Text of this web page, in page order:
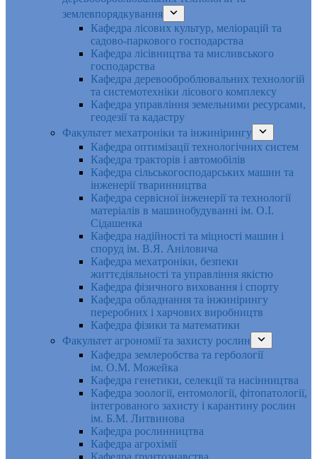
землевпорядкування
Кафедра лісових культур, меліорацій та
садово-паркового господарства
Кафедра лісівництва та мисливського
господарства
Кафедра деревооброблювальних технологій
та системотехніки лісового комплексу
Кафедра управління земельними ресурсами,
геодезії та кадастру
Факультет мехатроніки та інжинірингу
Кафедра оптимізації технологічних систем
Кафедра тракторів і автомобілів
Кафедра сільськогосподарських машин та
інженерії тваринництва
Кафедра cервісної інженерії та технології
матеріалів в машинобудуванні ім. О.І.
Сідашенка
Кафедра надійності та міцності машин і
споруд ім. В.Я. Аніловича
Кафедра мехатроніки, безпеки
життєдіяльності та управління якістю
Кафедра фізичного виховання і спорту
Кафедра обладнання та інжинірингу
переробних і харчових виробництв
Кафедра фізики та математики
Факультет агрономії та захисту рослин
Кафедра землеробства та гербології
ім. О.М. Можейка
Кафедра генетики, селекції та насінництва
Кафедра зоології, ентомології, фітопатології,
інтегрованого захисту і карантину рослин
ім. Б.М. Литвинова
Кафедра рослинництва
Кафедра агрохімії
Кафедра ґрунтознавства